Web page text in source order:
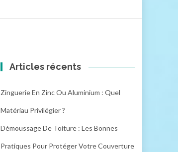
Articles récents
Zinguerie En Zinc Ou Aluminium : Quel
Matériau Privilégier ?
Démoussage De Toiture : Les Bonnes
Pratiques Pour Protéger Votre Couverture